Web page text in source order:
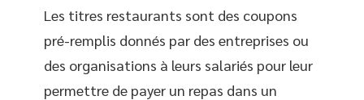
Les titres restaurants sont des coupons
pré-remplis donnés par des entreprises ou
des organisations à leurs salariés pour leur
permettre de payer un repas dans un